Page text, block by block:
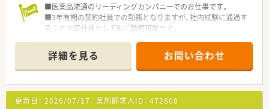
業務や教育業務に興味がある方は特に優遇されます。
【会社特徴】
■医薬品だけでなく医療機器やシステム開発も手掛けており、多
角的な視点から日本の医療インフラを支える企業です。
員が安心して業務に専念できる環境整備に努めています。
■医薬品流通のリーディングカンパニーでのお仕事です。
■3年有期の契約社員での勤務となりますが、社内試験に通過す
ることで正社員としてもご勤務可能です。
していただきます
■企業経験は不問ですが、業務上ではＰＣ操作があります。ワー
ド、エクセル等の操作が可能な方のご応募をお待ちしております
詳細を見る お問い合わせ
更新日： 2026/07/17 薬剤師求人ID： 472808